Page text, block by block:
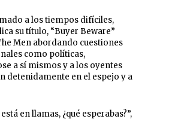
a los tiempos difíciles,
su título, “Buyer Beware”
Men abordando cuestiones
como políticas,
a sí mismos y a los oyentes
detenidamente en el espejo y a
en llamas, ¿qué esperabas?”,